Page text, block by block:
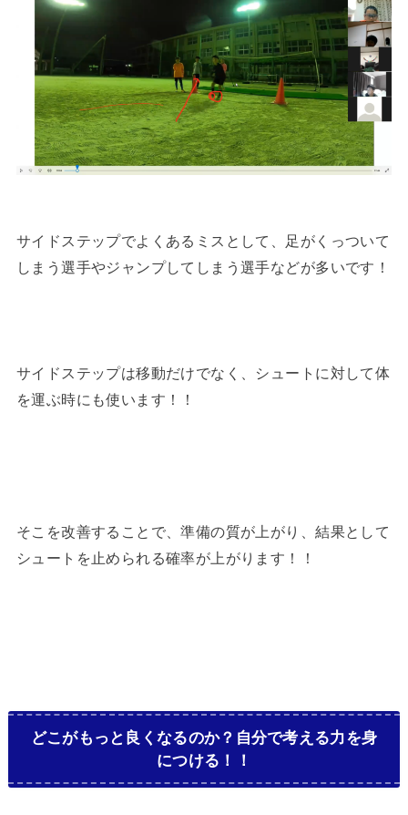
サイドステップでよくあるミスとして、足がくっついて
しまう選手やジャンプしてしまう選手などが多いです！
サイドステップは移動だけでなく、シュートに対して体
を運ぶ時にも使います！！
そこを改善することで、準備の質が上がり、結果として
シュートを止められる確率が上がります！！
どこがもっと良くなるのか？自分で考える力を身
につける！！